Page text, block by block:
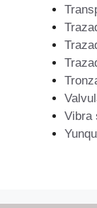
Vibra